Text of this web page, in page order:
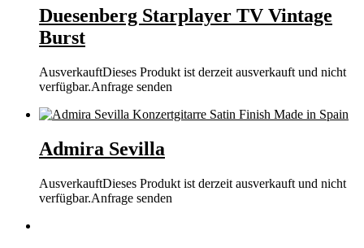
Duesenberg Starplayer TV Vintage
Burst
AusverkauftDieses Produkt ist derzeit ausverkauft und nicht
verfügbar.Anfrage senden
Admira Sevilla
AusverkauftDieses Produkt ist derzeit ausverkauft und nicht
verfügbar.Anfrage senden